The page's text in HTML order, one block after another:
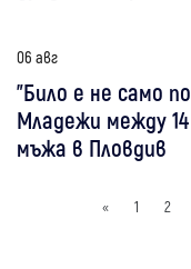
06 авг
"Било е не само
Младежи между
мъжа в Пловдив
« 1 2